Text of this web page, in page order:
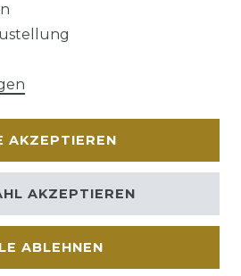
| Alle Rechte vorbehalten.
AKZEPTIEREN
ABLEHNEN
AKZEPTIEREN